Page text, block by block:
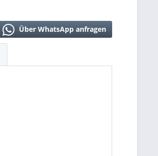
Über WhatsApp anfragen